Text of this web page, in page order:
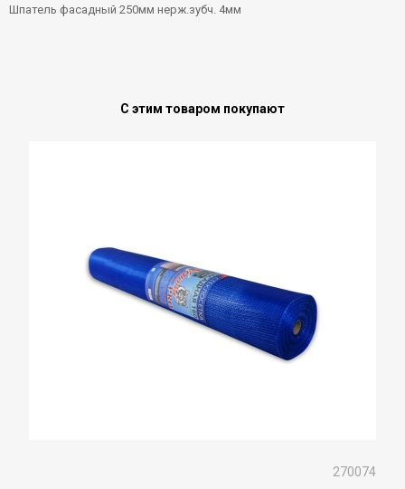
Шпатель фасадный 250мм нерж.зубч. 4мм
С этим товаром покупают
270074